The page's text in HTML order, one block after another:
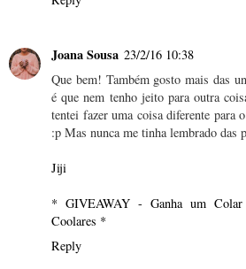
Joana Sousa 23/2/16 10:38
Que bem! Também gosto mais das
é que nem tenho jeito para outra
tentei fazer uma coisa diferente para
:p Mas nunca me tinha lembrado das
Jiji
* GIVEAWAY - Ganha um
Coolares *
Reply